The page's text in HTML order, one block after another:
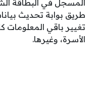
المسجل في البطاقة
طريق بوابة تحديث
تغيير باقي المعلومات
الأسرة، وغيرها.